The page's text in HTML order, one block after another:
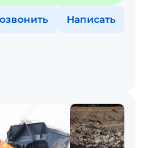
Написать